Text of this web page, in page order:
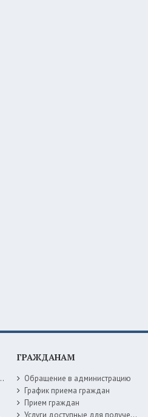
ГРАЖДАНАМ
Обращение в администрацию
График приема граждан
Прием граждан
Услуги доступные для получения в электронной форме